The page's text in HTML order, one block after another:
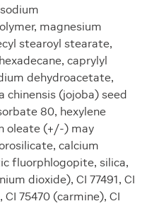
magnesium
stearoyl stearate,
caprylyl
dehydroacetate,
chinensis (jojoba) seed
80, hexylene
oleate (+/-) may
calcium
fluorphlogopite, silica,
dioxide), CI 77491, CI
CI 75470 (carmine), CI